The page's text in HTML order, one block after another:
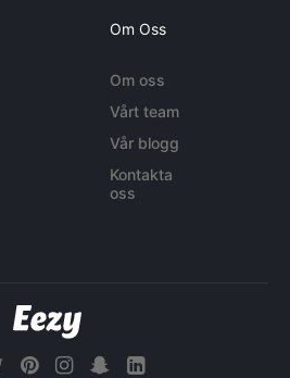
Om Oss
Om oss
Vårt team
Vår blogg
Kontakta
oss